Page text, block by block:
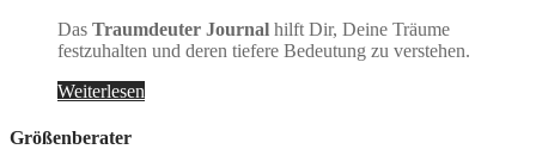
Das Traumdeuter Journal hilft Dir, Deine Träume
festzuhalten und deren tiefere Bedeutung zu verstehen.
Weiterlesen
Größenberater